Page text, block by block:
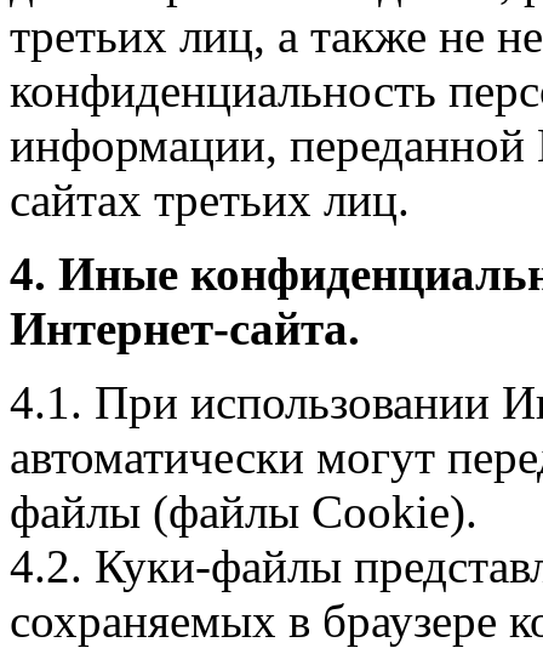
третьих лиц, а также не
конфиденциальность
информации, переданной
сайтах третьих лиц.
4. Иные
Интернет-сайта.
4.1. При использовании
автоматически могут
файлы (файлы Cookie).
4.2. Куки-файлы
сохраняемых в браузере